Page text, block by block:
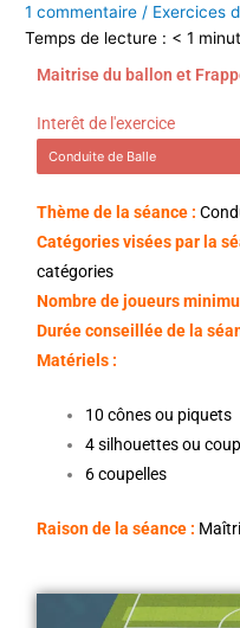
1 commentaire / Exercices
Temps de lecture : < 1
Maitrise du ballon et
Interêt de l'exercice
Conduite de Balle
Thème de la séance :
Catégories visées par la
catégories
Nombre de joueurs
Durée conseillée de la
Matériels :
10 cônes ou piquets
4 silhouettes ou
6 coupelles
Raison de la séance :